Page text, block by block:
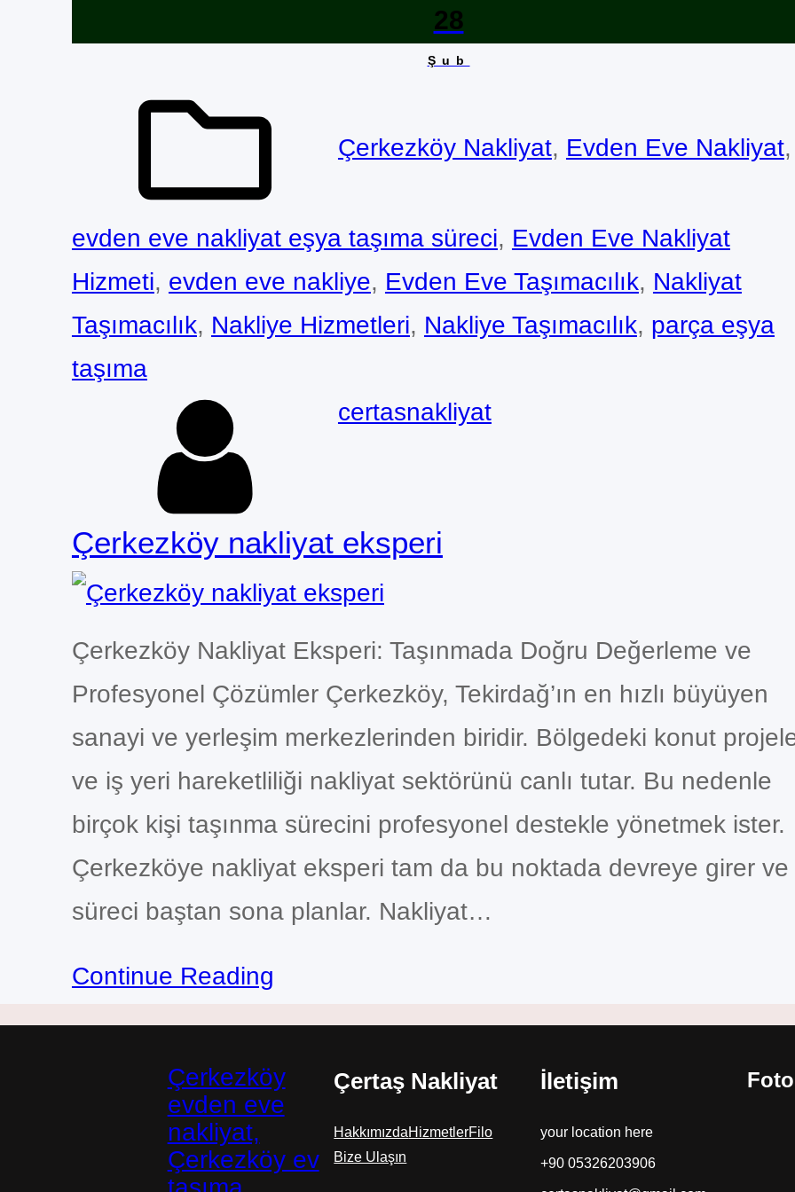
28
Şub
Çerkezköy Nakliyat, Evden Eve Nakliyat
evden eve nakliyat eşya taşıma süreci, Evden Eve Nakliyat
Hizmeti, evden eve nakliye, Evden Eve Taşımacılık, Nakliyat
Taşımacılık, Nakliye Hizmetleri, Nakliye Taşımacılık, parça eşya
taşıma
certasnakliyat
Çerkezköy nakliyat eksperi
Çerkezköy Nakliyat Eksperi: Taşınmada Doğru Değerleme ve
Profesyonel Çözümler Çerkezköy, Tekirdağ’ın en hızlı büyüyen
sanayi ve yerleşim merkezlerinden biridir. Bölgedeki konut
ve iş yeri hareketliliği nakliyat sektörünü canlı tutar. Bu nedenle
birçok kişi taşınma sürecini profesyonel destekle yönetmek ister.
Çerkezköye nakliyat eksperi tam da bu noktada devreye girer ve
süreci baştan sona planlar. Nakliyat…
Continue Reading
Çerkezköy
evden eve
nakliyat,
Çerkezköy ev
Çertaş Nakliyat
HakkımızdaHizmetlerFilo
Bize Ulaşın
İletişim
your location here
+90 05326203906